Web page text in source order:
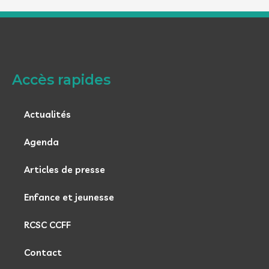
Accès rapides
Actualités
Agenda
Articles de presse
Enfance et jeunesse
RCSC CCFF
Contact